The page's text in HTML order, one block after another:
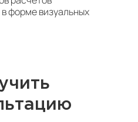
форме визуальных